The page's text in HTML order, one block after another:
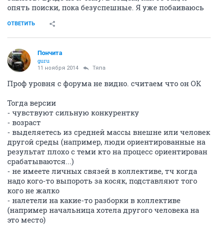
опять поиски, пока безуспешные. Я уже побаиваюсь
ОТВЕТИТЬ
Пончита
guru
11 ноября 2014 Тяпа
Проф уровня с форума не видно. считаем что он ОК
Тогда версии
- чувствуют сильную конкурентку
- возраст
- выделяетесь из средней массы внешне или человек
другой среды (например, люди ориентированные на
результат плохо с теми кто на процесс ориентирован
срабатываются...)
- не имеете личных связей в коллективе, тч когда
надо кого-то выпороть за косяк, подставляют того
кого не жалко
- налетели на какие-то разборки в коллективе
(например начальница хотела другого человека на
это место)